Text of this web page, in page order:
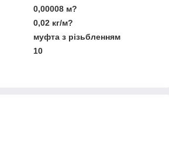
0,00008 м?
0,02 кг/м?
муфта з різьбленням
10